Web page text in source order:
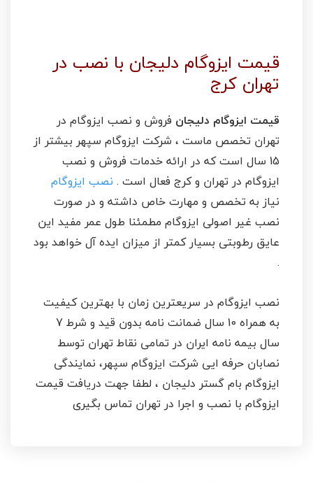
قیمت ایزوگام دلیجان با نصب در
تهران کرج
قیمت ایزوگام دلیجان فروش و نصب ایزوگام در
تهران تخصص ماست ، شرکت ایزوگام سپهر بیشتر از
15 سال است که در ارائه خدمات فروش و نصب
ایزوگام در تهران و کرج فعال است . نصب ایزوگام
نیاز به تخصص و مهارت خاص داشته و در صورت
نصب غیر اصولی ایزوگام مطمئنا طول عمر مفید این
عایق رطوبتی بسیار کمتر از میزان ایده آل خواهد بود
.
نصب ایزوگام در سریعترین زمان با بهترین کیفیت
به همراه 10 سال ضمانت نامه بدون قید و شرط 7
سال بیمه نامه ایران در تمامی نقاط تهران توسط
نصابان حرفه ایی شرکت ایزوگام سپهر، نمایندگی
ایزوگام بام گستر دلیجان ، لطفا جهت دریافت قیمت
ایزوگام با نصب و اجرا در تهران تماس بگیری